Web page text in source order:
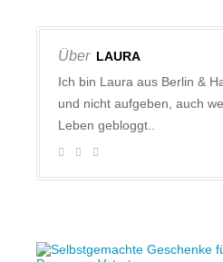
Über LAURA
Ich bin Laura aus Berlin &
und nicht aufgeben, auch
Leben gebloggt..